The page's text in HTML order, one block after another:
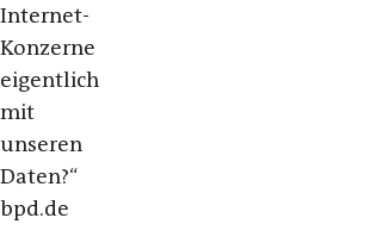
Internet-
Konzerne
eigentlich
mit
unseren
Daten?“
bpd.de